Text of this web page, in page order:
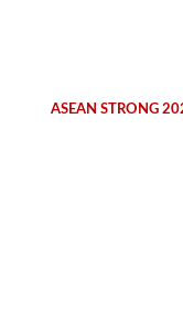
ASEAN STRONG